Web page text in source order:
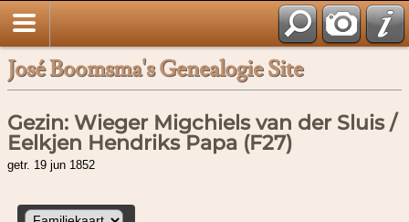
José Boomsma's Genealogie Site
Gezin: Wieger Migchiels van der Sluis /
Eelkjen Hendriks Papa (F27)
getr. 19 jun 1852